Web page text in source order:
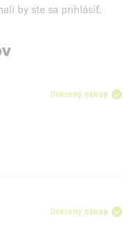
by ste sa prihlásiť.
Overený nákup
Overený nákup